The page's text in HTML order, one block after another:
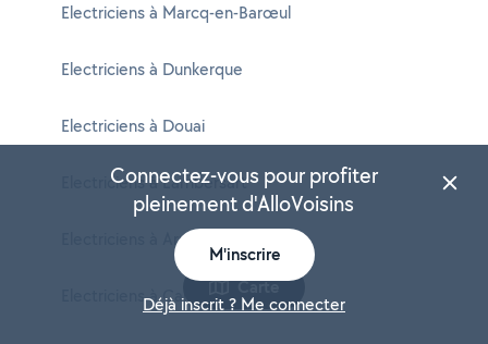
Electriciens à Marcq-en-Barœul
Electriciens à Dunkerque
Electriciens à Douai
Electriciens à Lambersart
Electriciens à Armentières
Electriciens à Cambrai Carte
Connectez-vous pour profiter
pleinement d'AlloVoisins
M'inscrire
Déjà inscrit ? Me connecter